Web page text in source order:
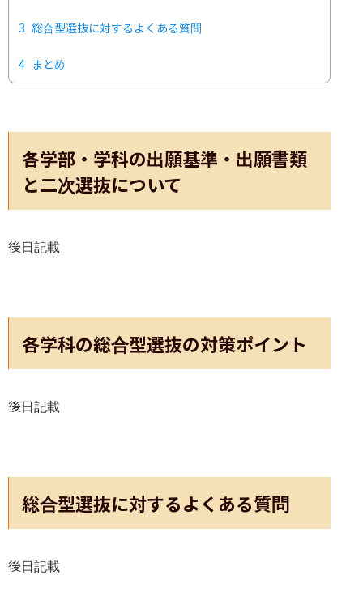
3 総合型選抜に対するよくある質問
4 まとめ
各学部・学科の出願基準・出願書類
と二次選抜について
後日記載
各学科の総合型選抜の対策ポイント
後日記載
総合型選抜に対するよくある質問
後日記載